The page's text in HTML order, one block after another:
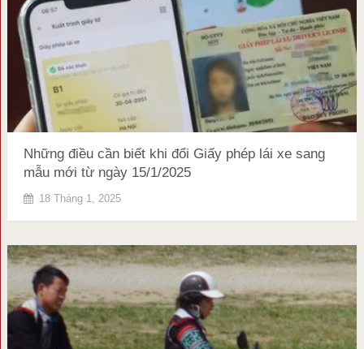
Những điều cần biết khi đổi Giấy phép lái xe sang
mẫu mới từ ngày 15/1/2025
18 Tháng 1, 2025